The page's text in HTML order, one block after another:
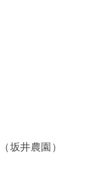
坂井農園）